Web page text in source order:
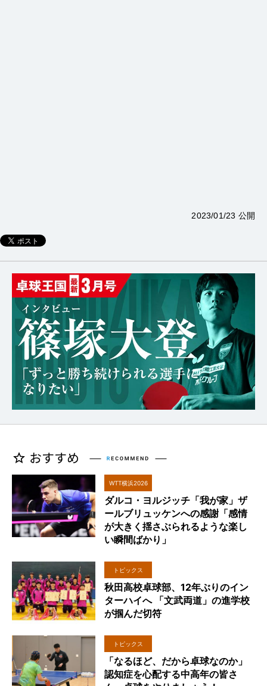
2023/01/23 公開
WTT横浜2026
ダルコ・ヨルジッチ「我が家」ザ
ールブリュッケンへの感謝「感情
が大きく揺さぶられるような楽し
い瞬間ばかり」
トピックス
秋田高校卓球部、12年ぶりのイン
ターハイへ 「文武両道」の進学校
が掴んだ切符
トピックス
「なるほど、だから卓球なのか」
認知症を心配する中高年の皆さ